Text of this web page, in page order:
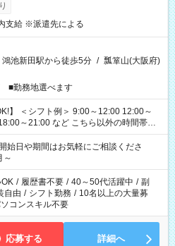
支給 ※派遣先による
鴻池新田駅から徒歩5分 / 瓢箪山(大阪府)
■勤務地選べます
12:00～
ど こちら以外の時間帯も
い！
日や期間はお気軽にご相談くださ
OK / 履歴書不要 / 40～50代活躍中 / 副
自由 / シフト勤務 / 10名以上の大量募
コンスキル不要
応募する 詳細へ